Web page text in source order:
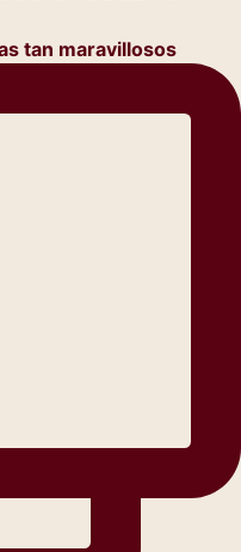
tan maravillosos